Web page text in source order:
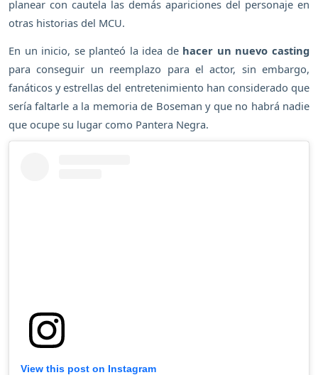
planear con cautela las demás apariciones del personaje en
otras historias del MCU.
En un inicio, se planteó la idea de hacer un nuevo casting
para conseguir un reemplazo para el actor, sin embargo,
fanáticos y estrellas del entretenimiento han considerado que
sería faltarle a la memoria de Boseman y que no habrá nadie
que ocupe su lugar como Pantera Negra.
View this post on Instagram